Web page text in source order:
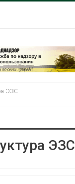
ЭЗС
ЭЗС